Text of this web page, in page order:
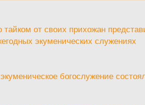
тайком от своих прихожан
экуменических служениях
богослужение